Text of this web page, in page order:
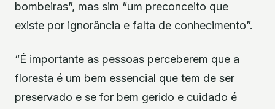
bombeiras”, mas sim “um preconceito que
existe por ignorância e falta de conhecimento”.
“É importante as pessoas perceberem que a
floresta é um bem essencial que tem de ser
preservado e se for bem gerido e cuidado é